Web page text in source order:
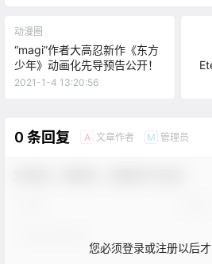
动漫圈
“magi”作者大高忍新作《东方
少年》动画化先导预告公开！
2021-1-4 13:20:56
0 条回复 A 文章作者 M 管理员
您必须登录或注册以后